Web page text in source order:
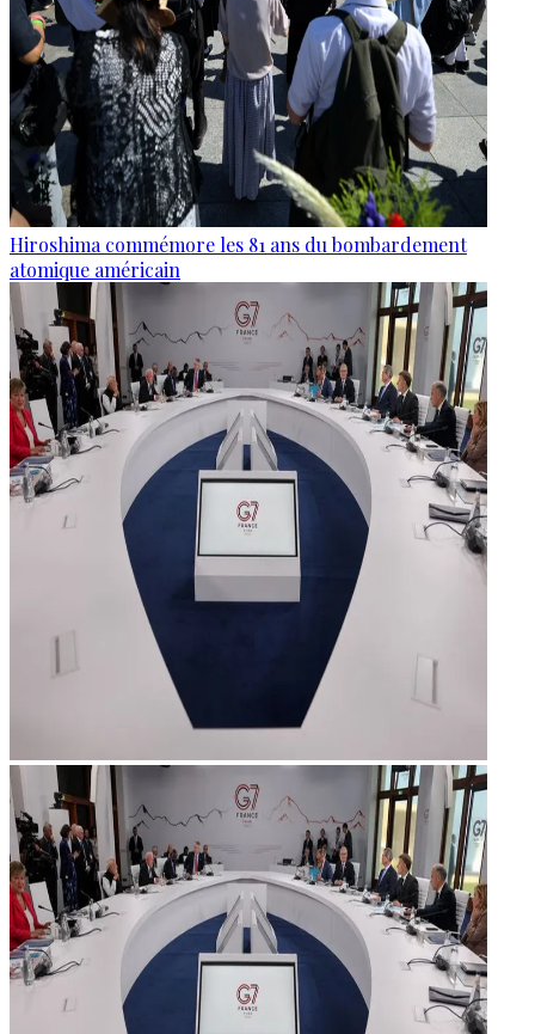
Hiroshima commémore les 81 ans du bombardement
atomique américain